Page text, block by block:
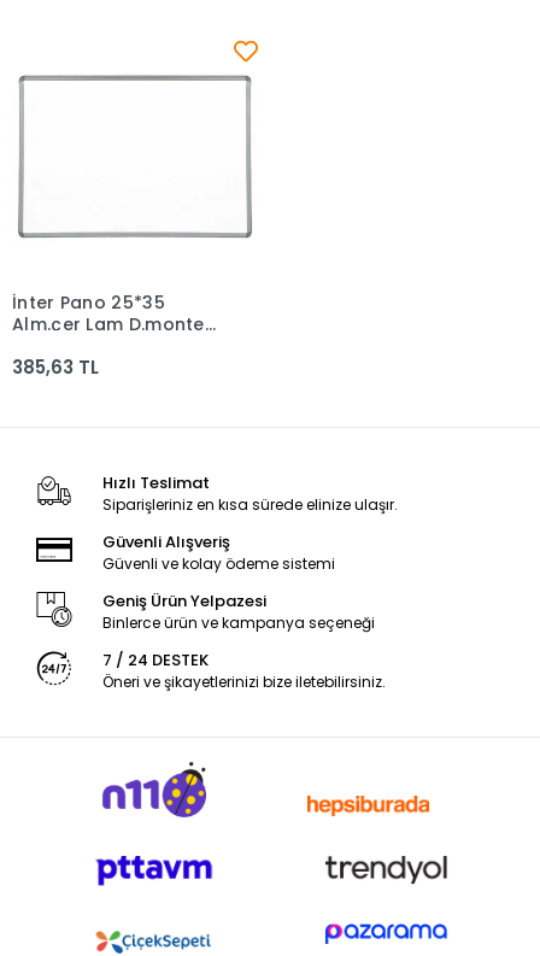
Sepete Ekle
İnter Pano 25*35
Alm.çer Lam D.monte
385,63 TL
Hızlı Teslimat
Siparişleriniz en kısa sürede elinize ulaşır.
Güvenli Alışveriş
Güvenli ve kolay ödeme sistemi
Geniş Ürün Yelpazesi
Binlerce ürün ve kampanya seçeneği
7 / 24 DESTEK
Öneri ve şikayetlerinizi bize iletebilirsiniz.